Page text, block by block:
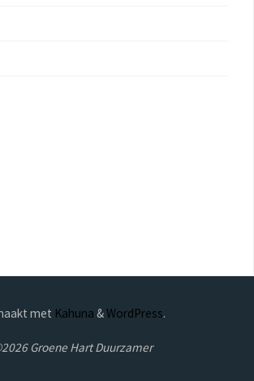
met Kahuna &WordPress.
Groene Hart Duurzamer